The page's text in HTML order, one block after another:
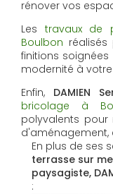
rénover vos
Les travaux de
Boulbon réalisés
finitions
modernité à
Enfin, DAMIEN
bricolage à
polyvalents
d'aménagement,
En plus de ses
terrasse sur
paysagiste,
: